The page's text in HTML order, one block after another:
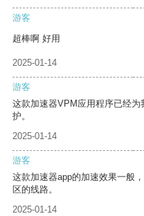
游客
超棒啊 好用
2025-01-14
游客
这款加速器VPM应用程序已经
护。
2025-01-14
游客
这款加速器app的加速效果一般
区的线路。
2025-01-14